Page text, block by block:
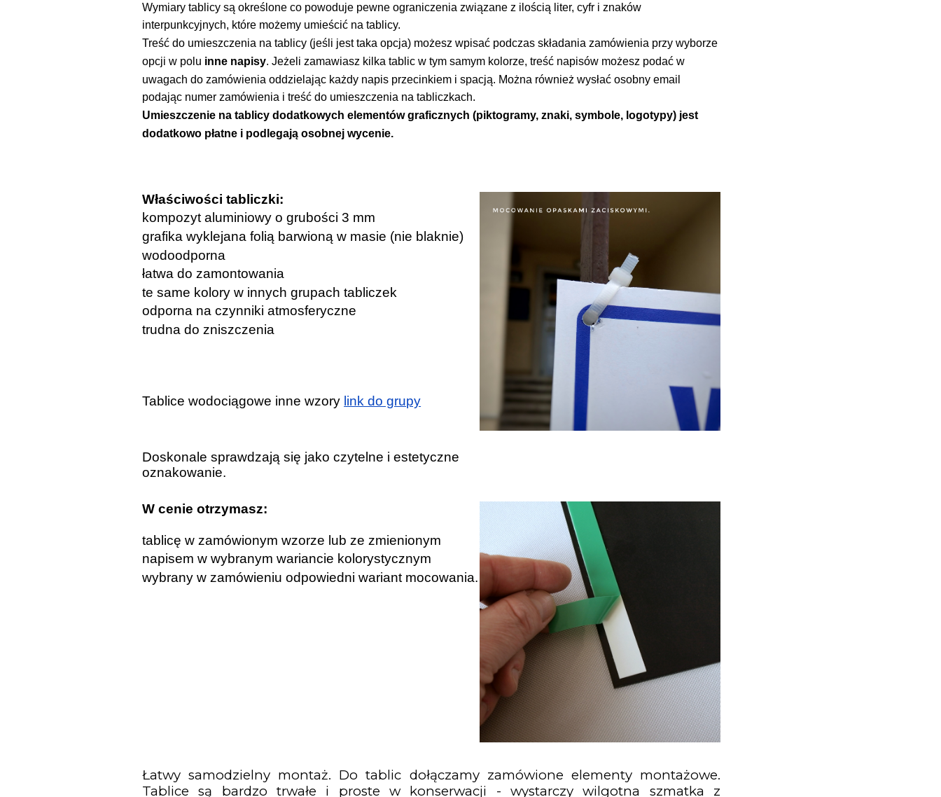
Wymiary tablicy są określone co powoduje pewne ograniczenia związane z ilością liter, cyfr i znaków
interpunkcyjnych, które możemy umieścić na tablicy.
Treść do umieszczenia na tablicy (jeśli jest taka opcja) możesz wpisać podczas składania zamówienia przy wyborze
opcji w polu inne napisy. Jeżeli zamawiasz kilka tablic w tym samym kolorze, treść napisów możesz podać w
uwagach do zamówienia oddzielając każdy napis przecinkiem i spacją. Można również wysłać osobny email
podając numer zamówienia i treść do umieszczenia na tabliczkach.
Umieszczenie na tablicy dodatkowych elementów graficznych (piktogramy, znaki, symbole, logotypy) jest
dodatkowo płatne i podlegają osobnej wycenie.
Właściwości tabliczki:
kompozyt aluminiowy o grubości 3 mm
grafika wyklejana folią barwioną w masie (nie blaknie)
wodoodporna
łatwa do zamontowania
te same kolory w innych grupach tabliczek
odporna na czynniki atmosferyczne
trudna do zniszczenia
Tablice wodociągowe inne wzory link do grupy
Doskonale sprawdzają się jako czytelne i estetyczne
oznakowanie.
W cenie otrzymasz:
tablicę w zamówionym wzorze lub ze zmienionym
napisem w wybranym wariancie kolorystycznym
wybrany w zamówieniu odpowiedni wariant mocowania.
Łatwy samodzielny montaż. Do tablic dołączamy zamówione elementy montażowe.
Tablice są bardzo trwałe i proste w konserwacji - wystarczy wilgotna szmatka z